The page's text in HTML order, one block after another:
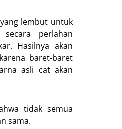
lembut untuk
secara perlahan
Hasilnya akan
baret-baret
asli cat akan
tidak semua
sama.